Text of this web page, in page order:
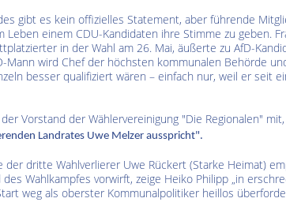
gibt es kein offizielles Statement, aber führende
einem CDU-Kandidaten ihre Stimme zu geben.
in der Wahl am 26. Mai, äußerte zu AfD-
Mann wird Chef der höchsten kommunalen Behörde
besser qualifiziert wären – einfach nur, weil er seit
Vorstand der Wählervereinigung "Die Regionalen"
Landrates Uwe Melzer ausspricht".
dritte Wahlverlierer Uwe Rückert (Starke Heimat)
Wahlkampfes vorwirft, zeige Heiko Philipp „in
weg als oberster Kommunalpolitiker heillos